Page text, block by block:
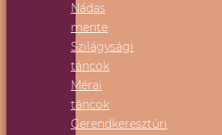
Nádas
mente
Szilágysági
táncok
Mérai
táncok
Gerendkeresztúri